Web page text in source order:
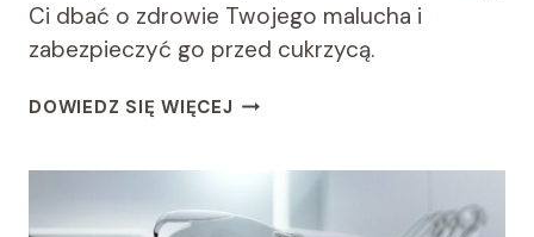
Ci dbać o zdrowie Twojego malucha i
zabezpieczyć go przed cukrzycą.
DOWIEDZ SIĘ WIĘCEJ JAK